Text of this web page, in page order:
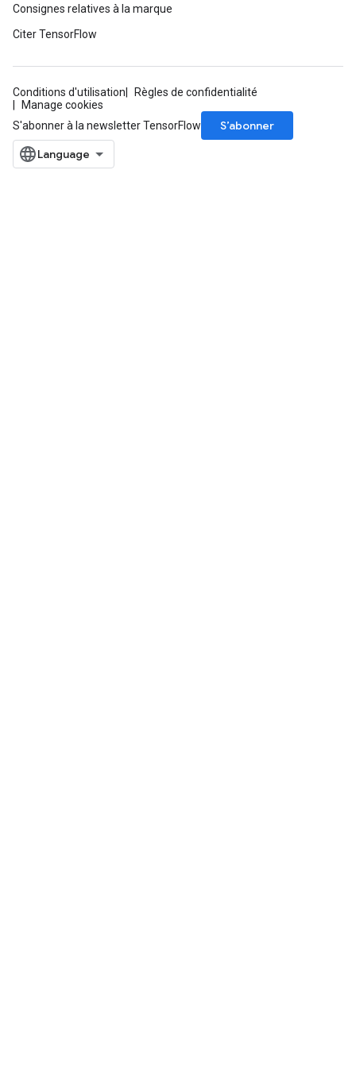
Consignes relatives à la marque
Citer TensorFlow
Conditions d'utilisation
Règles de confidentialité
Manage cookies
S'abonner à la newsletter TensorFlow
S’abonner